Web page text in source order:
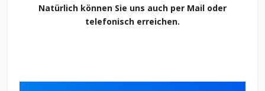
Natürlich können Sie uns auch per Mail oder
telefonisch erreichen.